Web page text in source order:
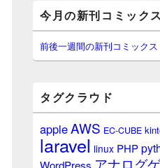
イ
ン
サ
イ
ー
ジ
ッ
今月の新刊コミックス
前後一週間の新刊コミックス
タグクラウド
appleAWS EC-CUBE
laravel linux PHP
WordPress アナログ